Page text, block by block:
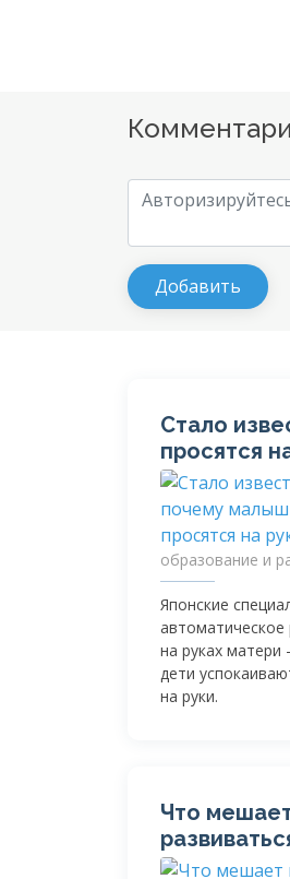
Стало
просятся
образование и
Японские
на руках
дети
на руки.
Что